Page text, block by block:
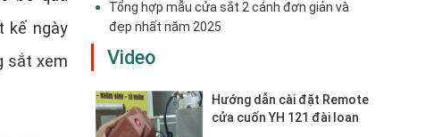
kế ngày
sắt xem
Tổng hợp mẫu cửa sắt 2 cánh đơn giản và
đẹp nhất năm 2025
Video
Hướng dẫn cài đặt Remote
cửa cuốn YH 121 đài loan